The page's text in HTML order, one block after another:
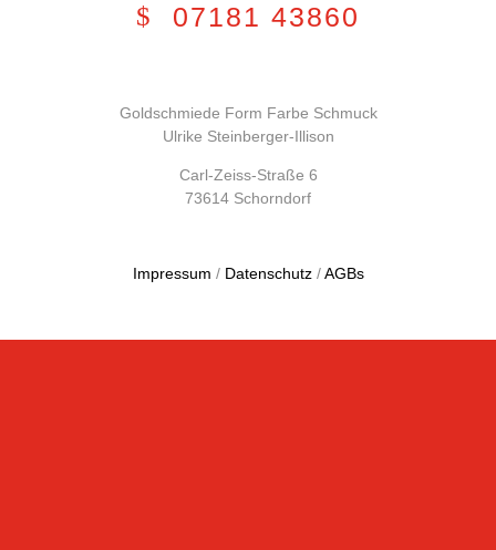
07181 43860
Goldschmiede Form Farbe Schmuck
Ulrike Steinberger-Illison
Carl-Zeiss-Straße 6
73614 Schorndorf
Impressum / Datenschutz /AGBs